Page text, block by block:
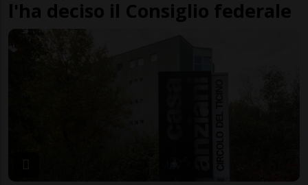
l'ha deciso il Consiglio federale